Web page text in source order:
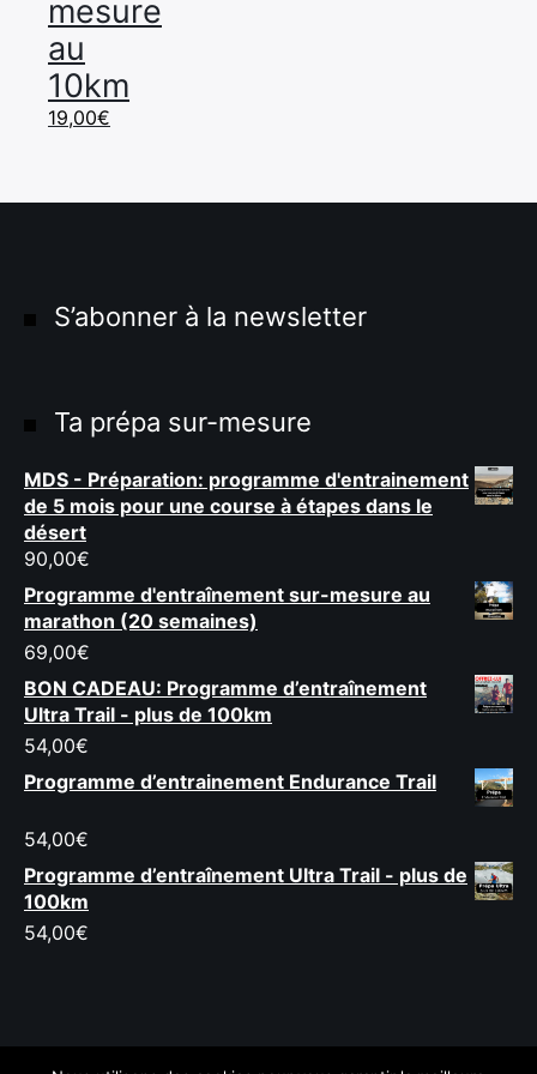
mesure
au
10km
19,00€
S’abonner à la newsletter
Ta prépa sur-mesure
MDS - Préparation: programme d'entrainement
de 5 mois pour une course à étapes dans le
désert
90,00€
Programme d'entraînement sur-mesure au
marathon (20 semaines)
69,00€
BON CADEAU: Programme d’entraînement
Ultra Trail - plus de 100km
54,00€
Programme d’entrainement Endurance Trail
54,00€
Programme d’entraînement Ultra Trail - plus de
100km
54,00€
Rechercher